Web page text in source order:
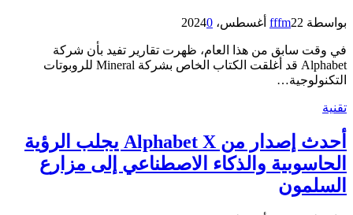
بواسطة fffm22 أغسطس، 2024 0
في وقت سابق من هذا العام، ظهرت تقارير تفيد بأن شركة
Alphabet قد أغلقت الكتاب الخاص بشركة Mineral للروبوتات
التكنولوجية…
تقنية
أحدث إصدار من Alphabet X يجلب الرؤية
الحاسوبية والذكاء الاصطناعي إلى مزارع
السلمون